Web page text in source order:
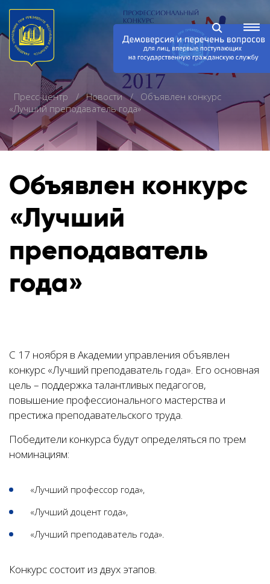
Пресс-центр Новости
Объявлен конкурс
«Лучший преподаватель года»
Объявлен конкурс
«Лучший
преподаватель
года»
С 17 ноября в Академии управления объявлен
конкурс «Лучший преподаватель года». Его основная
цель – поддержка талантливых педагогов,
повышение профессионального мастерства и
престижа преподавательского труда.
Победители конкурса будут определяться по трем
номинациям:
«Лучший профессор года»,
«Лучший доцент года»,
«Лучший преподаватель года».
Конкурс состоит из двух этапов.